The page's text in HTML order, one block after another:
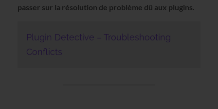
passer sur la résolution de problème dû aux plugins.
Plugin Detective – Troubleshooting
Conflicts